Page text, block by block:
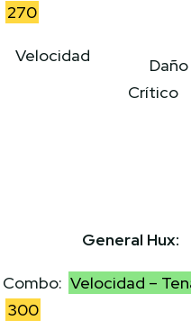
270
Velocidad
Daño
Crítico
General Hux:
Combo: Velocidad –
300